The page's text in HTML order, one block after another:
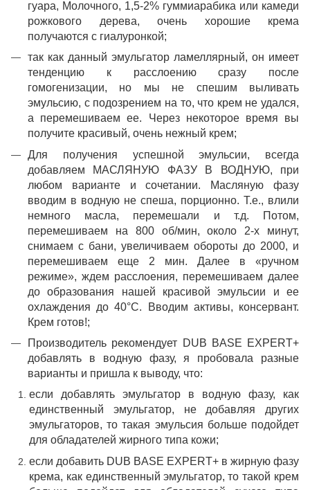
гуара, Молочного, 1,5-2% гуммиарабика или камеди
рожкового дерева, очень хорошие крема
получаются с гиалуронкой;
так как данный эмульгатор ламеллярный, он имеет
тенденцию к расслоению сразу после
гомогенизации, но мы не спешим выливать
эмульсию, с подозрением на то, что крем не удался,
а перемешиваем ее. Через некоторое время вы
получите красивый, очень нежный крем;
Для получения успешной эмульсии, всегда
добавляем МАСЛЯНУЮ ФАЗУ В ВОДНУЮ, при
любом варианте и сочетании. Масляную фазу
вводим в водную не спеша, порционно. Т.е., влили
немного масла, перемешали и т.д. Потом,
перемешиваем на 800 об/мин, около 2-х минут,
снимаем с бани, увеличиваем обороты до 2000, и
перемешиваем еще 2 мин. Далее в «ручном
режиме», ждем расслоения, перемешиваем далее
до образования нашей красивой эмульсии и ее
охлаждения до 40°С. Вводим активы, консервант.
Крем готов!;
Производитель рекомендует DUB BASE EXPERT+
добавлять в водную фазу, я пробовала разные
варианты и пришла к выводу, что:
если добавлять эмульгатор в водную фазу, как
единственный эмульгатор, не добавляя других
эмульгаторов, то такая эмульсия больше подойдет
для обладателей жирного типа кожи;
если добавить DUB BASE EXPERT+ в жирную фазу
крема, как единственный эмульгатор, то такой крем